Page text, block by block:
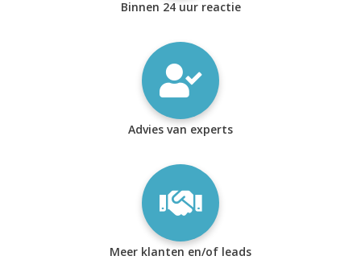
Binnen 24 uur reactie
Advies van experts
Meer klanten en/of leads